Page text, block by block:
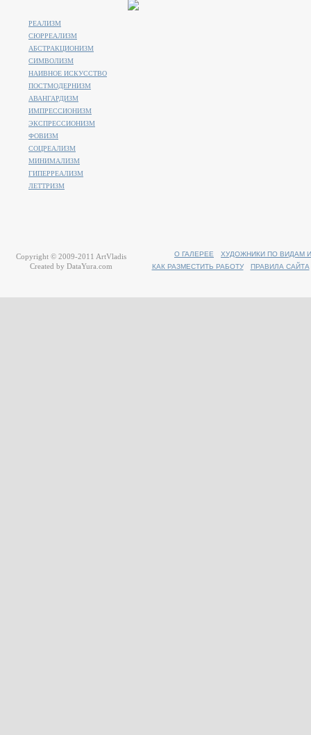
РЕАЛИЗМ
СЮРРЕАЛИЗМ
АБСТРАКЦИОНИЗМ
СИМВОЛИЗМ
НАИВНОЕ ИСКУССТВО
ПОСТМОДЕРНИЗМ
АВАНГАРДИЗМ
ИМПРЕССИОНИЗМ
ЭКСПРЕССИОНИЗМ
ФОВИЗМ
СОЦРЕАЛИЗМ
МИНИМАЛИЗМ
ГИПЕРРЕАЛИЗМ
ЛЕТТРИЗМ
О ГАЛЕРЕЕ
ХУДОЖНИКИ ПО ВИДАМ
КАК РАЗМЕСТИТЬ РАБОТУ
ПРАВИЛА САЙТА
Copyright © 2009-2011 ArtVladis
Created by DataYura.com